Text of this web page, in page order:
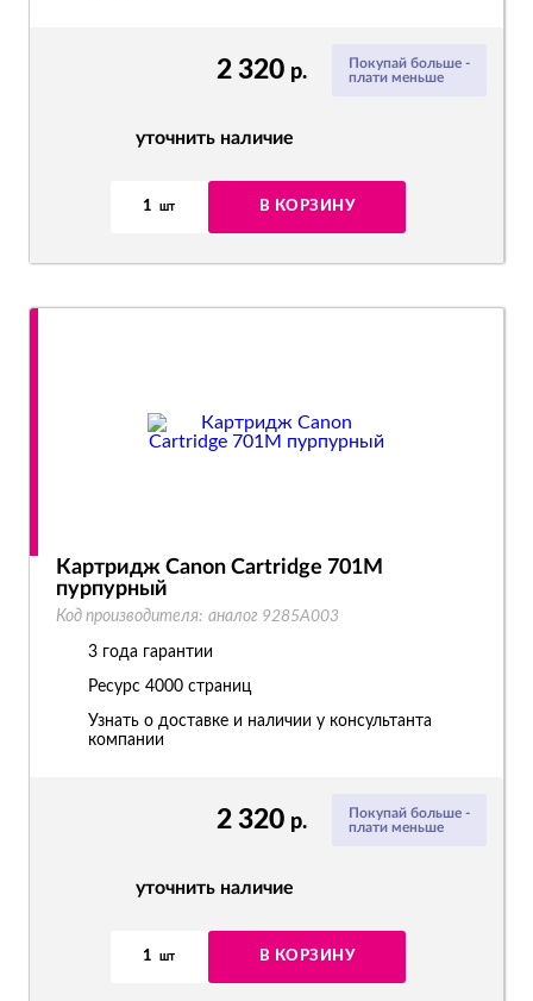
Покупай больше -
плати меньше
2 320 р.
уточнить наличие
1 шт В КОРЗИНУ
Покупай больше -
плати меньше
2 320 р.
уточнить наличие
1 шт В КОРЗИНУ
Картридж Canon Cartridge 701M
пурпурный
Код производителя: аналог 9285A003
3 года гарантии
Ресурс 4000 страниц
Узнать о доставке и наличии у консультанта
компании